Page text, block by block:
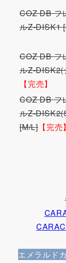
COZ DB フ
ルZ-DISK1
COZ DB フ
ルZ-DISK2(
【完売】
COZ DB フ
ルZ-
[M/L] 【完売】
エメラルド